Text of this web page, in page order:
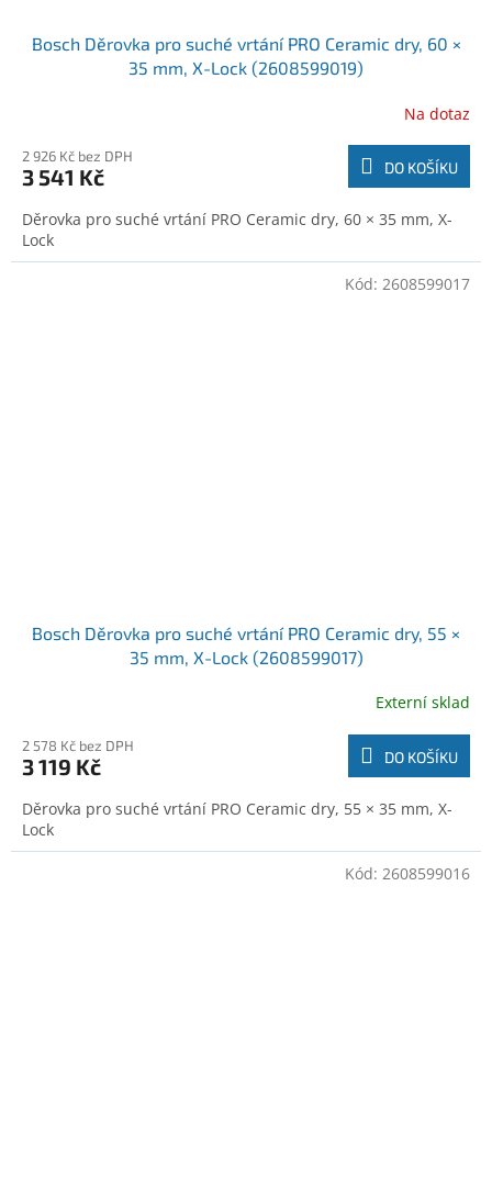
Bosch Děrovka pro suché vrtání PRO Ceramic dry, 60 ×
35 mm, X-Lock (2608599019)
Na dotaz
2 926 Kč bez DPH
3 541 Kč DO KOŠÍKU
Děrovka pro suché vrtání PRO Ceramic dry, 60 × 35 mm, X-
Lock
Bosch Děrovka pro suché vrtání PRO Ceramic dry, 55 ×
35 mm, X-Lock (2608599017)
Externí sklad
2 578 Kč bez DPH
3 119 Kč DO KOŠÍKU
Děrovka pro suché vrtání PRO Ceramic dry, 55 × 35 mm, X-
Lock
Kód: 2608599017
Kód: 2608599016